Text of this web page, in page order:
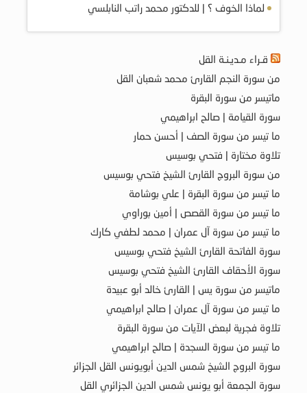
لماذا الخوف ؟ | للدكتور محمد راتب النابلسي
قـراء مـديـنـة القل
من سورة النجم القارئ محمد شعبان القل
ماتيسر من سورة البقرة
سورة القيامة | صالح ابراهيمي
ما تيسر من سورة الصف | أحسن حمار
تلاوة مختارة | فتحي بوسيس
من سورة البروج القارئ الشيخ فتحي بوسيس
ما تيسر من سورة البقرة | علي بوشامة
ما تيسر من سورة القصص | أمين بوراوي
ما تيسر من سورة آل عمران | محمد لطفي كارك
سورة الفاتحة القارئ الشيخ فتحي بوسيس
سورة الأحقاف القارئ الشيخ فتحي بوسيس
ماتيسر من سورة يس | القارئ خالد أبو عبيدة
ما تيسر من سورة آل عمران | صالح ابراهيمي
تلاوة فجرية لبعض الآيات من سورة البقرة
ما تيسر من سورة السجدة | صالح ابراهيمي
سورة البروج الشيخ شمس الدين أبويونس القل الجزائر
سورة الجمعة أبو يونس شمس الدين الجزائري القل